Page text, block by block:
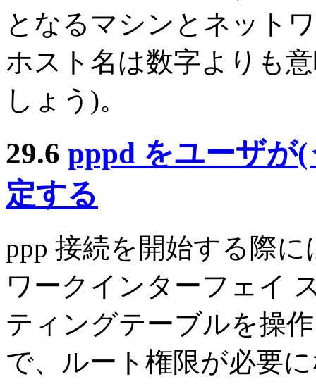
となるマシンとネット
ホスト名は数字よりも
しょう)。
29.6 pppd をユーザが
定する
ppp 接続を開始する際
ワークインターフェイ
ティングテーブルを操
で、ルート権限が必要